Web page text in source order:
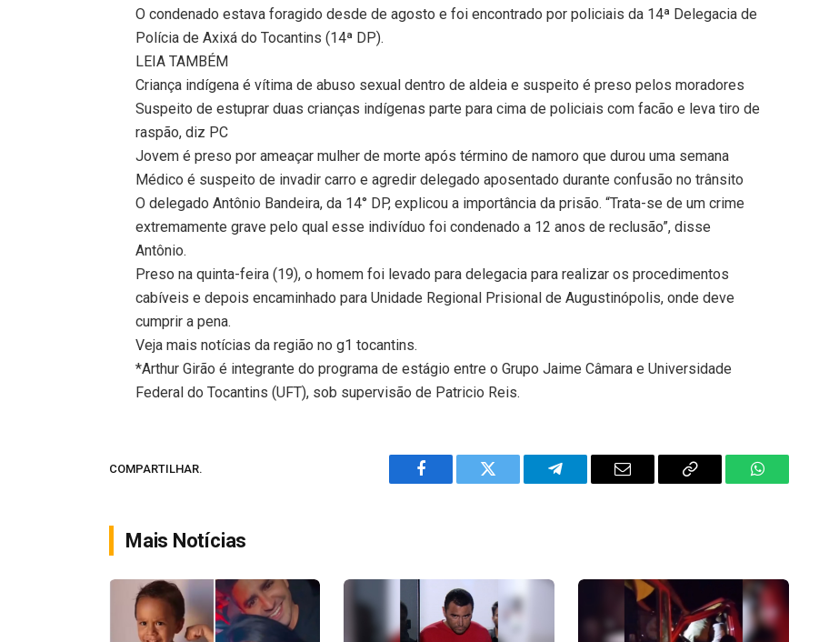
O condenado estava foragido desde de agosto e foi encontrado por policiais da 14ª Delegacia de
Polícia de Axixá do Tocantins (14ª DP).
LEIA TAMBÉM
Criança indígena é vítima de abuso sexual dentro de aldeia e suspeito é preso pelos moradores
Suspeito de estuprar duas crianças indígenas parte para cima de policiais com facão e leva tiro de
raspão, diz PC
Jovem é preso por ameaçar mulher de morte após término de namoro que durou uma semana
Médico é suspeito de invadir carro e agredir delegado aposentado durante confusão no trânsito
O delegado Antônio Bandeira, da 14° DP, explicou a importância da prisão. “Trata-se de um crime
extremamente grave pelo qual esse indivíduo foi condenado a 12 anos de reclusão”, disse
Antônio.
Preso na quinta-feira (19), o homem foi levado para delegacia para realizar os procedimentos
cabíveis e depois encaminhado para Unidade Regional Prisional de Augustinópolis, onde deve
cumprir a pena.
Veja mais notícias da região no g1 tocantins.
*Arthur Girão é integrante do programa de estágio entre o Grupo Jaime Câmara e Universidade
Federal do Tocantins (UFT), sob supervisão de Patricio Reis.
COMPARTILHAR.
Facebook Twitter Telegram Email
Copy
WhatsApp
Mais Notícias